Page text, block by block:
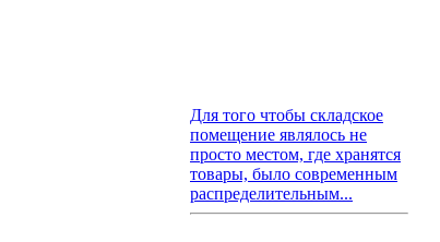
Для того чтобы складское
помещение являлось не
просто местом, где хранятся
товары, было современным
распределительным...